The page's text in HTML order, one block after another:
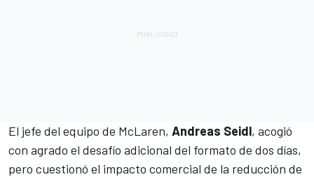
El jefe del equipo de McLaren, Andreas Seidl, acogió
con agrado el desafío adicional del formato de dos días,
pero cuestionó el impacto comercial de la reducción de